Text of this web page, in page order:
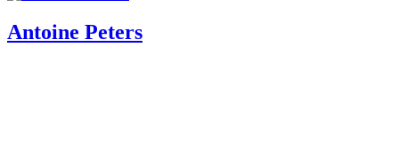
Antoine Peters